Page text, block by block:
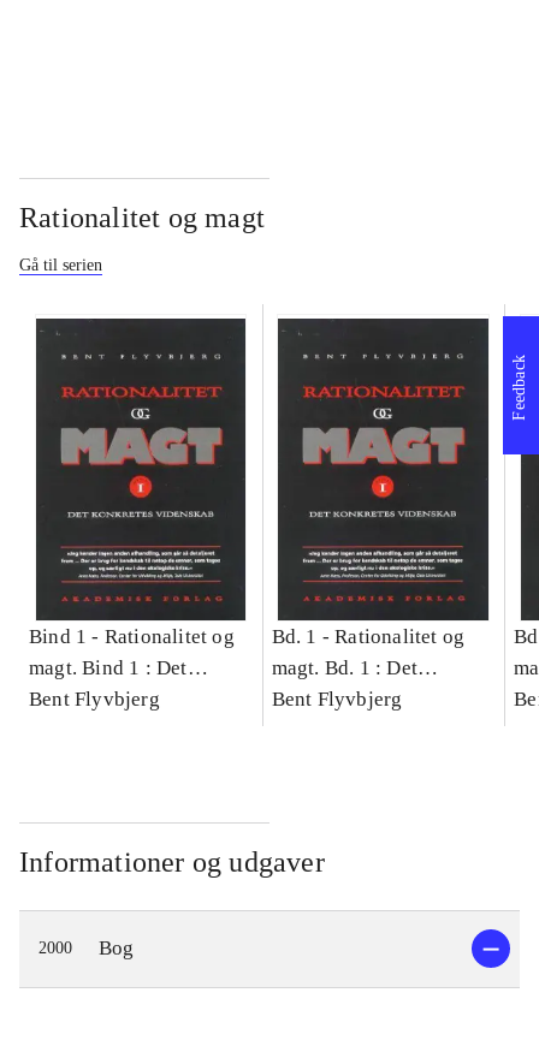
Rationalitet og magt
Gå til serien
Bind 1 - Rationalitet og
magt. Bind 1 : Det
konkretes videnskab
Bent Flyvbjerg
Bd. 1 -Rationalitet og
magt. Bd. 1 : Det
konkretes videnskab
Bent Flyvbjerg
Informationer og udgaver
2000 Bog
Feedback